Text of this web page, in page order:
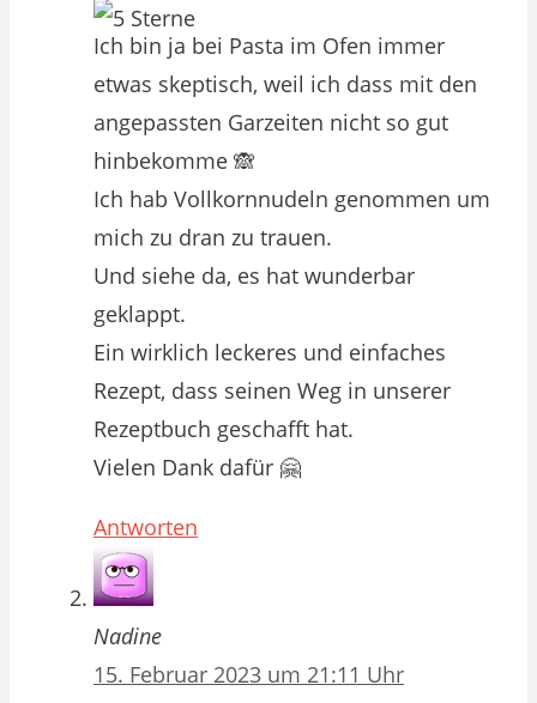
Ich bin ja bei Pasta im Ofen immer
etwas skeptisch, weil ich dass mit den
angepassten Garzeiten nicht so gut
hinbekomme 🙈
Ich hab Vollkornnudeln genommen um
mich zu dran zu trauen.
Und siehe da, es hat wunderbar
geklappt.
Ein wirklich leckeres und einfaches
Rezept, dass seinen Weg in unserer
Rezeptbuch geschafft hat.
Vielen Dank dafür 🤗
Antworten
Nadine
15. Februar 2023 um 21:11 Uhr